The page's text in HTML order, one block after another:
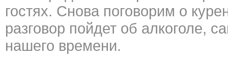
гостях. Снова поговорим о
разговор пойдет об алкоголе,
нашего времени.